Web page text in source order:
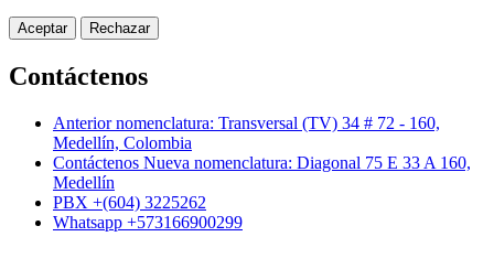
Aceptar Rechazar
Contáctenos
Anterior nomenclatura: Transversal (TV) 34 # 72 - 160,
Medellín, Colombia
Contáctenos Nueva nomenclatura: Diagonal 75 E 33 A 160,
Medellín
PBX +(604) 3225262
Whatsapp +573166900299